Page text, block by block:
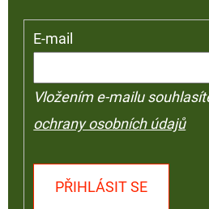
E-mail
Vložením e-mailu
ochrany osobních údajů
PŘIHLÁSIT SE